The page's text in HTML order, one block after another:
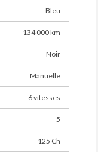
annonces
Bleu
134 000 km
Noir
Manuelle
6 vitesses
5
125 Ch